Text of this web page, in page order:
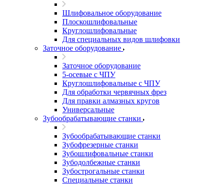
Шлифовальное оборудование
Плоскошлифовальные
Круглошлифовальные
Для специальных видов шлифовки
Заточное оборудование
Заточное оборудование
5-осевые с ЧПУ
Круглошлифовальные с ЧПУ
Для обработки червячных фрез
Для правки алмазных кругов
Универсальные
Зубообрабатывающие станки
Зубообрабатывающие станки
Зубофрезерные станки
Зубошлифовальные станки
Зубодолбежные станки
Зубострогальные станки
Специальные станки